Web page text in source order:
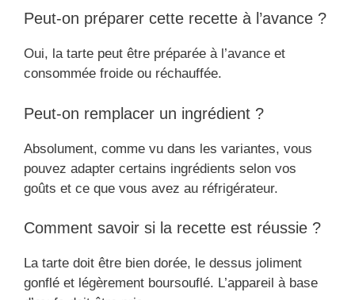
Peut-on préparer cette recette à l’avance ?
Oui, la tarte peut être préparée à l’avance et
consommée froide ou réchauffée.
Peut-on remplacer un ingrédient ?
Absolument, comme vu dans les variantes, vous
pouvez adapter certains ingrédients selon vos
goûts et ce que vous avez au réfrigérateur.
Comment savoir si la recette est réussie ?
La tarte doit être bien dorée, le dessus joliment
gonflé et légèrement boursouflé. L’appareil à base